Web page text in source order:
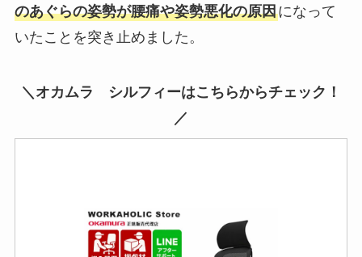
のあぐらの姿勢が腰痛や姿勢悪化の原因になって
いたことを突き止めました。
＼オカムラ シルフィーはこちらからチェック！
／